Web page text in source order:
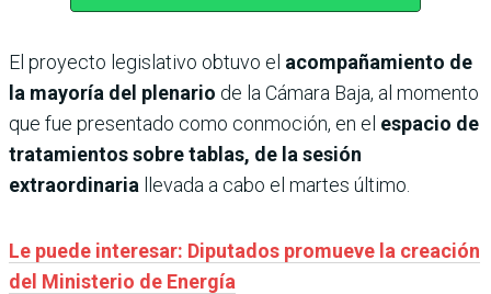
El proyecto legislativo obtuvo el acompañamiento de
la mayoría del plenario de la Cámara Baja, al momento
que fue presentado como conmoción, en el espacio de
tratamientos sobre tablas, de la sesión
extraordinaria llevada a cabo el martes último.
Le puede interesar: Diputados promueve la creación
del Ministerio de Energía